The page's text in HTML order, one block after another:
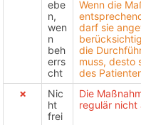
ebe
n,
wen
n
beh
errs
cht
Wenn die
darf sie
die
muss, desto
des
✗
Nic
ht
frei
Die
regulär nicht